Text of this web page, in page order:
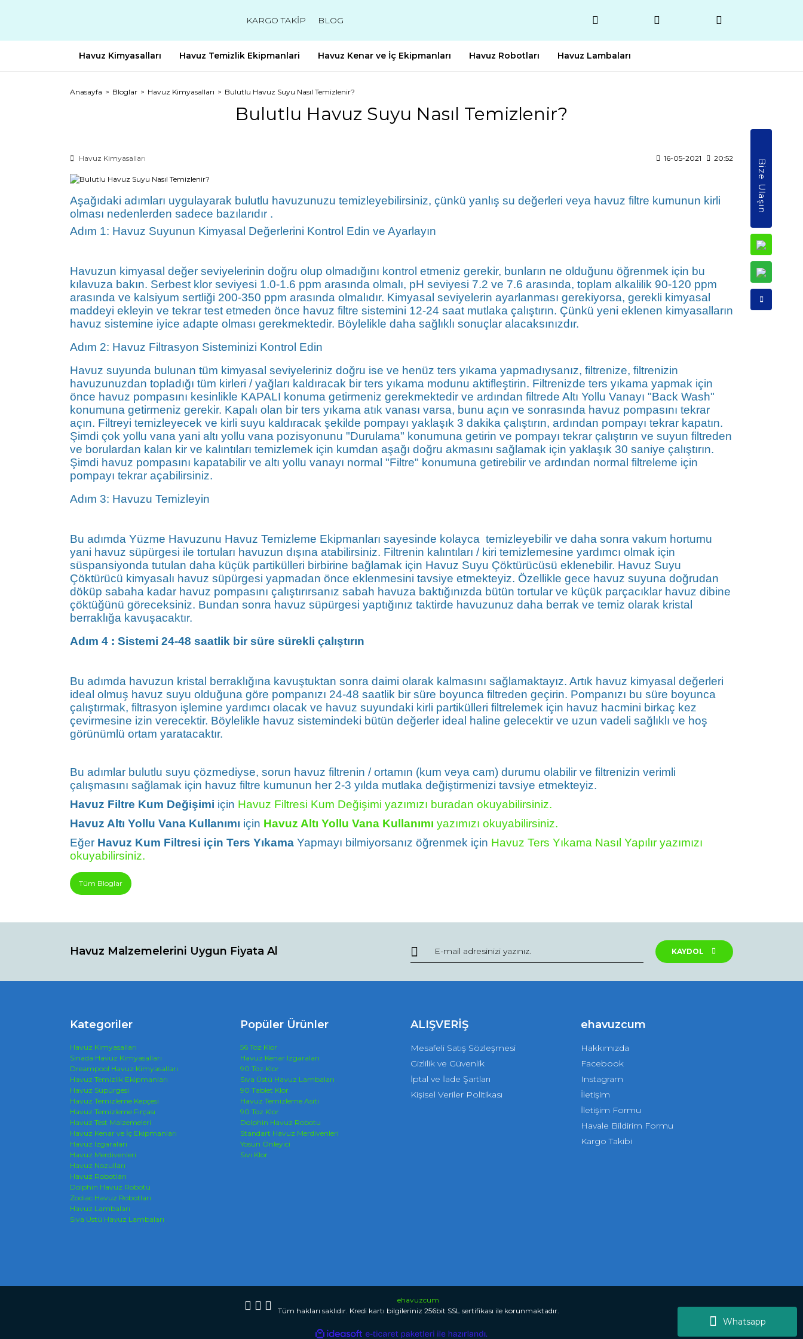
Whatsapp
KARGO TAKİP BLOG
Havuz Kimyasalları Havuz Temizlik Ekipmanlari Havuz Kenar ve İç Ekipmanları Havuz Robotları Havuz Lambaları
Anasayfa Bloglar Havuz Kimyasalları Bulutlu Havuz Suyu Nasıl Temizlenir?
Bulutlu Havuz Suyu Nasıl Temizlenir?
Havuz Kimyasalları 16-05-2021 20:52
Aşağıdaki adımları uygulayarak bulutlu havuzunuzu temizleyebilirsiniz, çünkü yanlış su değerleri veya havuz filtre kumunun kirli
olması nedenlerden sadece bazılarıdır .
Adım 1: Havuz Suyunun Kimyasal Değerlerini Kontrol Edin ve Ayarlayın
Havuzun kimyasal değer seviyelerinin doğru olup olmadığını kontrol etmeniz gerekir, bunların ne olduğunu öğrenmek için bu
kılavuza bakın. Serbest klor seviyesi 1.0-1.6 ppm arasında olmalı, pH seviyesi 7.2 ve 7.6 arasında, toplam alkalilik 90-120 ppm
arasında ve kalsiyum sertliği 200-350 ppm arasında olmalıdır. Kimyasal seviyelerin ayarlanması gerekiyorsa, gerekli kimyasal
maddeyi ekleyin ve tekrar test etmeden önce havuz filtre sistemini 12-24 saat mutlaka çalıştırın. Çünkü yeni eklenen kimyasalların
havuz sistemine iyice adapte olması gerekmektedir. Böylelikle daha sağlıklı sonuçlar alacaksınızdır.
Adım 2: Havuz Filtrasyon Sisteminizi Kontrol Edin
Havuz suyunda bulunan tüm kimyasal seviyeleriniz doğru ise ve henüz ters yıkama yapmadıysanız, filtrenize, filtrenizin
havuzunuzdan topladığı tüm kirleri / yağları kaldıracak bir ters yıkama modunu aktifleştirin. Filtrenizde ters yıkama yapmak için
önce havuz pompasını kesinlikle KAPALI konuma getirmeniz gerekmektedir ve ardından filtrede Altı Yollu Vanayı "Back Wash"
konumuna getirmeniz gerekir. Kapalı olan bir ters yıkama atık vanası varsa, bunu açın ve sonrasında havuz pompasını tekrar
açın. Filtreyi temizleyecek ve kirli suyu kaldıracak şekilde pompayı yaklaşık 3 dakika çalıştırın, ardından pompayı tekrar kapatın.
Şimdi çok yollu vana yani altı yollu vana pozisyonunu "Durulama" konumuna getirin ve pompayı tekrar çalıştırın ve suyun filtreden
ve borulardan kalan kir ve kalıntıları temizlemek için kumdan aşağı doğru akmasını sağlamak için yaklaşık 30 saniye çalıştırın.
Şimdi havuz pompasını kapatabilir ve altı yollu vanayı normal "Filtre" konumuna getirebilir ve ardından normal filtreleme için
pompayı tekrar açabilirsiniz.
Adım 3: Havuzu Temizleyin
Bu adımda Yüzme Havuzunu Havuz Temizleme Ekipmanları sayesinde kolayca temizleyebilir ve daha sonra vakum hortumu
yani havuz süpürgesi ile tortuları havuzun dışına atabilirsiniz. Filtrenin kalıntıları / kiri temizlemesine yardımcı olmak için
süspansiyonda tutulan daha küçük partikülleri birbirine bağlamak için Havuz Suyu Çöktürücüsü eklenebilir. Havuz Suyu
Çöktürücü kimyasalı havuz süpürgesi yapmadan önce eklenmesini tavsiye etmekteyiz. Özellikle gece havuz suyuna doğrudan
döküp sabaha kadar havuz pompasını çalıştırırsanız sabah havuza baktığınızda bütün tortular ve küçük parçacıklar havuz dibine
çöktüğünü göreceksiniz. Bundan sonra havuz süpürgesi yaptığınız taktirde havuzunuz daha berrak ve temiz olarak kristal
berraklığa kavuşacaktır.
Adım 4 : Sistemi 24-48 saatlik bir süre sürekli çalıştırın
Bu adımda havuzun kristal berraklığına kavuştuktan sonra daimi olarak kalmasını sağlamaktayız. Artık havuz kimyasal değerleri
ideal olmuş havuz suyu olduğuna göre pompanızı 24-48 saatlik bir süre boyunca filtreden geçirin. Pompanızı bu süre boyunca
çalıştırmak, filtrasyon işlemine yardımcı olacak ve havuz suyundaki kirli partikülleri filtrelemek için havuz hacmini birkaç kez
çevirmesine izin verecektir. Böylelikle havuz sistemindeki bütün değerler ideal haline gelecektir ve uzun vadeli sağlıklı ve hoş
görünümlü ortam yaratacaktır.
Bu adımlar bulutlu suyu çözmediyse, sorun havuz filtrenin / ortamın (kum veya cam) durumu olabilir ve filtrenizin verimli
çalışmasını sağlamak için havuz filtre kumunun her 2-3 yılda mutlaka değiştirmenizi tavsiye etmekteyiz.
Havuz Filtre Kum Değişimi için Havuz Filtresi Kum Değişimi yazımızı buradan okuyabilirsiniz.
Havuz Altı Yollu Vana Kullanımı için Havuz Altı Yollu Vana Kullanımı yazımızı okuyabilirsiniz.
Eğer Havuz Kum Filtresi için Ters Yıkama Yapmayı bilmiyorsanız öğrenmek için Havuz Ters Yıkama Nasıl Yapılır yazımızı
okuyabilirsiniz.
Tüm Bloglar
Havuz Malzemelerini Uygun Fiyata Al KAYDOL
Kategoriler
Havuz Kimyasalları
Sinada Havuz Kimyasalları
Dreampool Havuz Kimyasalları
Havuz Temizlik Ekipmanları
Havuz Süpürgesi
Havuz Temizleme Kepçesi
Havuz Temizleme Fırçası
Havuz Test Malzemeleri
Havuz Kenar ve İç Ekipmanları
Havuz Izgaraları
Havuz Merdivenleri
Havuz Nozulları
Havuz Robotları
Dolphin Havuz Robotu
Zodiac Havuz Robotları
Havuz Lambaları
Sıva Üstü Havuz Lambaları
Popüler Ürünler
56 Toz Klor
Havuz Kenar Izgaraları
90 Toz Klor
Sıva Üstü Havuz Lambaları
90 Tablet Klor
Havuz Temizleme Asiti
90 Toz Klor
Dolphin Havuz Robotu
Standart Havuz Merdivenleri
Yosun Önleyici
Sıvı Klor
ALIŞVERİŞ
Mesafeli Satış Sözleşmesi
Gizlilik ve Güvenlik
İptal ve İade Şartları
Kişisel Veriler Politikası
ehavuzcum
Hakkımızda
Facebook
Instagram
İletişim
İletişim Formu
Havale Bildirim Formu
Kargo Takibi
ehavuzcum
Tüm hakları saklıdır. Kredi kartı bilgileriniz 256bit SSL sertifikası ile korunmaktadır.
Bize Ulaşın
ideasoft e-